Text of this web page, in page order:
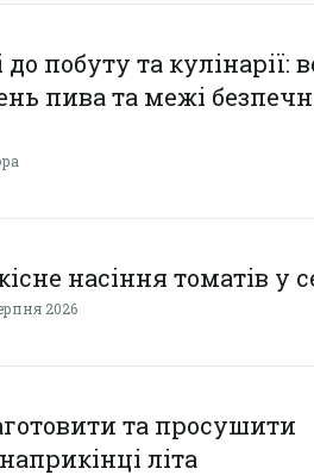
до побуту та кулінарії:
пива та межі
насіння томатів у
2026
та просушити
літа